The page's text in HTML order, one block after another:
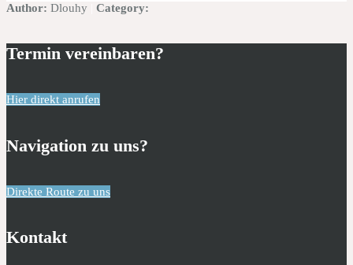
Author: Dlouhy Category:
Termin vereinbaren?
Hier direkt anrufen
Navigation zu uns?
Direkte Route zu uns
Kontakt